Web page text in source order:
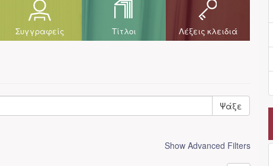
Συγγραφείς Τίτλοι Λέξεις κλειδιά
Ψάξε
Show Advanced Filters